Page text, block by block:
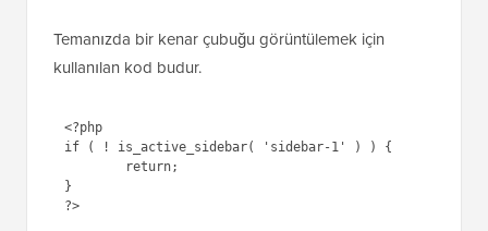
Temanızda bir kenar çubuğu görüntülemek için
kullanılan kod budur.
<?php
if ( ! is_active_sidebar( 'sidebar-1' ) ) {
}
?>